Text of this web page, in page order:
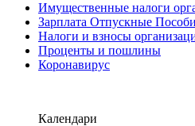
Имущественные налоги
Зарплата Отпускные
Налоги и взносы
Проценты и пошлины
Коронавирус
Календари